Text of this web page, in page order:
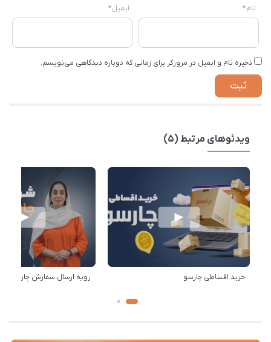
نام* ایمیل*
ذخیره نام و ایمیل در مرورگر برای زمانی که دوباره دیدگاهی می‌نویسم.
ویدئوهای مرتبط (5)
خرید اقساطی چارسو رویه ارسال سفارش چارسو